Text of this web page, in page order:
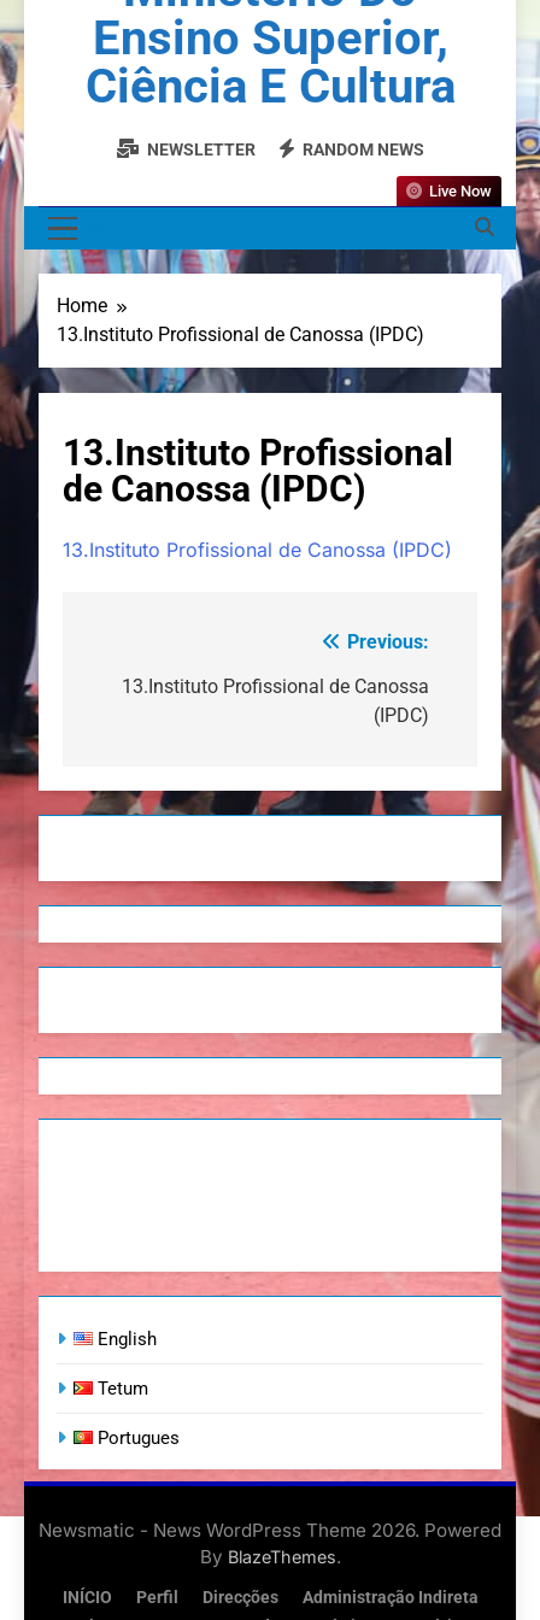
Ensino Superior,
Ciência E Cultura
NEWSLETTER RANDOM NEWS
Live Now
Home
13.Instituto Profissional de Canossa (IPDC)
13.Instituto Profissional
de Canossa (IPDC)
13.Instituto Profissional de Canossa (IPDC)
Previous:
13.Instituto Profissional de Canossa
(IPDC)
English
Tetum
Portugues
Newsmatic - News WordPress Theme 2026. Powered
By BlazeThemes.
INÍCIO Perfil Direcções
Administração Indireta